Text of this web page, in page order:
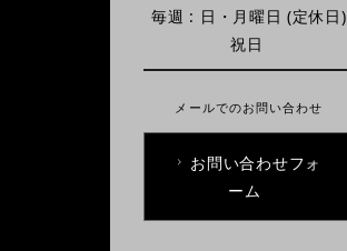
毎週 : 日・月曜日 (定休日)
祝日
メールでのお問い合わせ
お問い合わせフォ
ーム